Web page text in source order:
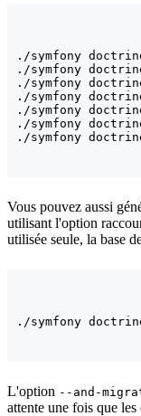
./symfony
./symfony
./symfony
./symfony
./symfony
./symfony
Vous pouvez aussi
utilisant l'option
utilisée seule, la base
L'option --and-
attente une fois que